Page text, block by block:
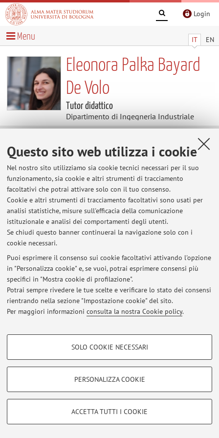
Questo sito web utilizza i cookie
Nel nostro sito utilizziamo sia cookie tecnici necessari per il suo
funzionamento, sia cookie e altri strumenti di tracciamento
facoltativi che potrai attivare solo con il tuo consenso.
Cookie e altri strumenti di tracciamento facoltativi sono usati per
analisi statistiche, misure sull'efficacia della comunicazione
istituzionale e analisi dei comportamenti degli utenti.
Se chiudi questo banner continuerai la navigazione solo con i
cookie necessari.
Puoi esprimere il consenso sui cookie facoltativi attivando l'opzione
in "Personalizza cookie" e, se vuoi, potrai esprimere consensi più
specifici in "Mostra cookie di profilazione".
Potrai sempre rivedere le tue scelte e verificare lo stato dei consensi
rientrando nella sezione "Impostazione cookie" del sito.
Per maggiori informazioni consulta la nostra Cookie policy.
COOKIE DI PROFILAZIONE - FACOLTATIVI
COOKIE TECNICI - NECESSARI
Si tratta di cookie tecnici utilizzati, a titolo esemplificativo, per il corretto
SOLO COOKIE NECESSARI
PERSONALIZZA COOKIE
ACCETTA TUTTI I COOKIE
Login
IT EN
Menu
Eleonora Palka Bayard
De Volo
Tutor didattico
Dipartimento di Ingegneria Industriale
Contenuti utili
Al momento non sono presenti contenuti.
Ultimi avvisi
Al momento non sono presenti avvisi.
Area riservata
Accedi tramiteloginper gestire tutti i contenuti del sito.
Zamboni, 33 - 40126 Bologna - Partita IVA: 01131710376
Privacy|Note legali|Impostazioni Cookie